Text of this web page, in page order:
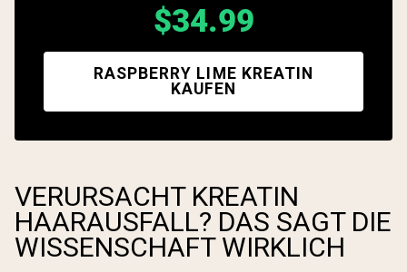
$34.99
RASPBERRY LIME KREATIN
KAUFEN
VERURSACHT KREATIN
HAARAUSFALL? DAS SAGT DIE
WISSENSCHAFT WIRKLICH